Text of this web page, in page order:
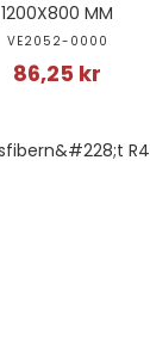
1200X800 MM
VE2052-0000
86,25 kr